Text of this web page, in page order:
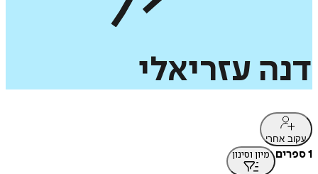
דנה עזריאלי
עקוב אחרי
1 ספרים מיון וסינון